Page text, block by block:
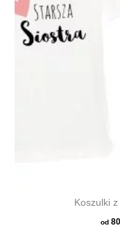
Koszulki
od